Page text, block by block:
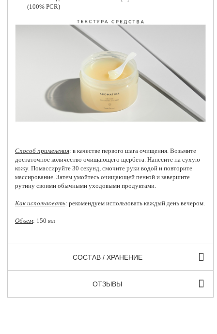
(100% PCR)
Способ применения: в качестве первого шага очищения. Возьмите
достаточное количество очищающего щербета. Нанесите на сухую
кожу. Помассируйте 30 секунд, смочите руки водой и повторите
массирование. Затем умойтесь очищающей пенкой и завершите
рутину своими обычными уходовыми продуктами.
Как использовать: рекомендуем использовать каждый день вечером.
Объем: 150 мл
СОСТАВ / ХРАНЕНИЕ
ОТЗЫВЫ